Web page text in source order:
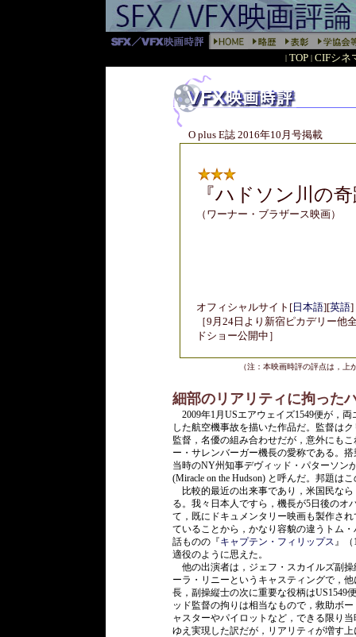
| TOP | CIFシネ
O plus E誌 2016年10月号掲載
『ハドソン川の奇
（ワーナー・ブラザース映画）
オフィシャルサイト [日本語][英語]
［9月24日より新宿ピカデリー他
ドショー公開中］
（注：本映画時評の評点は，上
細部のリアリティに拘った
2009年1月USエアウェイズ1549便が，
した航空機事故を描いた作品だ。監督は
監督，名優の組み合わせだが，意外にも
ー・サレンバーガー機長の愛称である。
当時のNY州知事デヴィッド・パターソン
(Miracle on the Hudson) と呼んだ。邦題は
比較的最近の出来事であり，米国民な
る。我々日本人ですら，機長が5日後のオ
て，既にドキュメンタリー映画も製作さ
ていることから，かなり容貌の違うトム
話ものの『キャプテン・フィリップス』
適役のように思えた。
他の出演者は，ジェフ・スカイルズ副
ーラ・リニーというキャスティングで，
長，副操縦士の次に重要な役柄はUS1549
ッド監督の拘りは相当なもので，救助ボ
ャスターやパイロットなど，できる限り
ゆえ実現した訳だが，リアリティが増す